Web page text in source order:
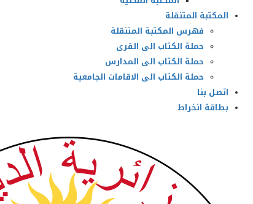
المكتبة المتنقلة
فهرس المكتبة المتنقلة
حملة الكتاب الى القرى
حملة الكتاب الى المدارس
حملة الكتاب الى الاقامات الجامعية
اتصل بنا
بطاقة انخراط